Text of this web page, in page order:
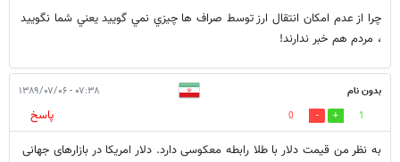
چرا از عدم امكان انتقال ارز توسط صراف ها چيزي نمي گوييد يعني شما نگوييد
، مردم هم خبر ندارند!
بدون نام ۰۷:۳۸ - ۱۳۸۹/۰۷/۰۶
1
0
پاسخ
به نظر من قیمت دلار با طلا رابطه معکوسی دارد. دلار امریکا در بازارهای جهانی